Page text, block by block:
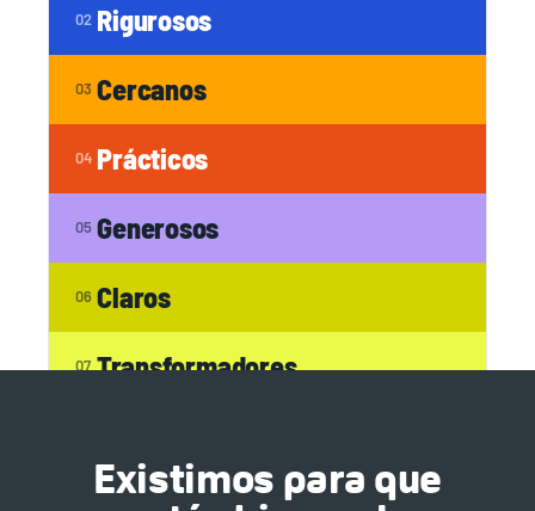
02 Rigurosos
03 Cercanos
04 Prácticos
05 Generosos
06 Claros
07 Transformadores
Existimos para que